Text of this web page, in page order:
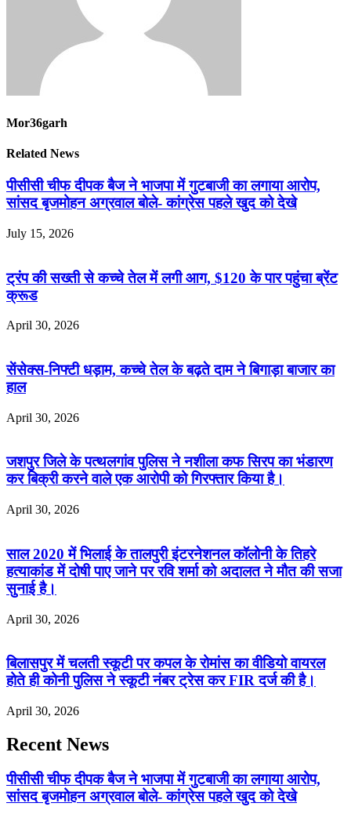
Mor36garh
Related News
पीसीसी चीफ दीपक बैज ने भाजपा में गुटबाजी का लगाया आरोप,
सांसद बृजमोहन अग्रवाल बोले- कांग्रेस पहले खुद को देखे
July 15, 2026
ट्रंप की सख्ती से कच्चे तेल में लगी आग, $120 के पार पहुंचा ब्रेंट
क्रूड
April 30, 2026
सेंसेक्स-निफ्टी धड़ाम, कच्चे तेल के बढ़ते दाम ने बिगाड़ा बाजार का
हाल
April 30, 2026
जशपुर जिले के पत्थलगांव पुलिस ने नशीला कफ सिरप का भंडारण
कर बिक्री करने वाले एक आरोपी को गिरफ्तार किया है।
April 30, 2026
साल 2020 में भिलाई के तालपुरी इंटरनेशनल कॉलोनी के तिहरे
हत्याकांड में दोषी पाए जाने पर रवि शर्मा को अदालत ने मौत की सजा
सुनाई है।
April 30, 2026
बिलासपुर में चलती स्कूटी पर कपल के रोमांस का वीडियो वायरल
होते ही कोनी पुलिस ने स्कूटी नंबर ट्रेस कर FIR दर्ज की है।
April 30, 2026
Recent News
पीसीसी चीफ दीपक बैज ने भाजपा में गुटबाजी का लगाया आरोप,
सांसद बृजमोहन अग्रवाल बोले- कांग्रेस पहले खुद को देखे